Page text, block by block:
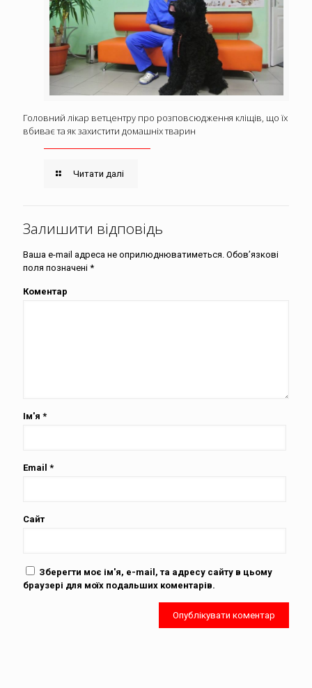
Головний лікар ветцентру про розповсюдження кліщів, що їх
вбиває та як захистити домашніх тварин
Читати далі
Залишити відповідь
Ваша e-mail адреса не оприлюднюватиметься. Обов’язкові
поля позначені *
Коментар
Ім'я *
Email *
Сайт
Зберегти моє ім'я, e-mail, та адресу сайту в цьому
браузері для моїх подальших коментарів.